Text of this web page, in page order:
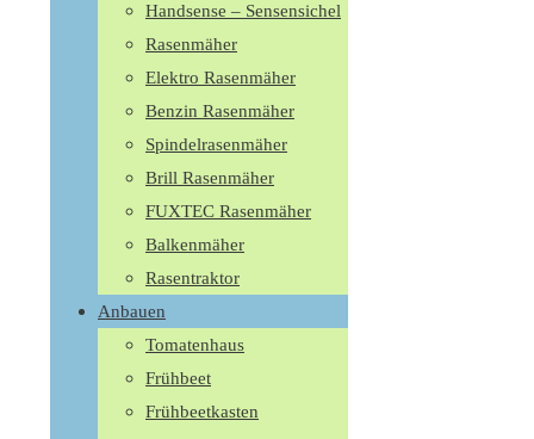
Handsense – Sensensichel
Rasenmäher
Elektro Rasenmäher
Benzin Rasenmäher
Spindelrasenmäher
Brill Rasenmäher
FUXTEC Rasenmäher
Balkenmäher
Rasentraktor
Anbauen
Tomatenhaus
Frühbeet
Frühbeetkasten